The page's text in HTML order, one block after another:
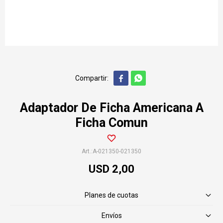
 
Adaptador De Ficha Americana A
Ficha Comun
A-021350-021350
USD 2,00
Planes de cuotas
Envíos